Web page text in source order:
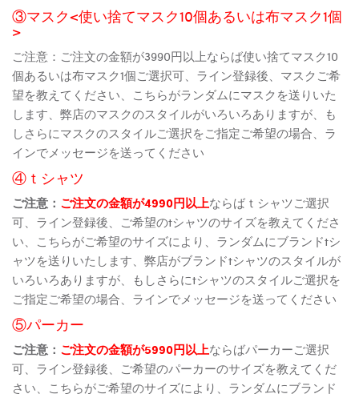
③マスク<使い捨てマスク10個あるいは布マスク1個
>
ご注意：ご注文の金額が3990円以上ならば使い捨てマスク10
個あるいは布マスク1個ご選択可、ライン登録後、マスクご希
望を教えてください、こちらがランダムにマスクを送りいた
します、弊店のマスクのスタイルがいろいろありますが、も
しさらにマスクのスタイルご選択をご指定ご希望の場合、ラ
インでメッセージを送ってください
④ｔシャツ
ご注意： ご注文の金額が4990円以上ならばｔシャツご選択
可、ライン登録後、ご希望のtシャツのサイズを教えてくださ
い、こちらがご希望のサイズにより、ランダムにブランドtシ
ャツを送りいたします、弊店がブランドtシャツのスタイルが
いろいろありますが、もしさらにtシャツのスタイルご選択を
ご指定ご希望の場合、ラインでメッセージを送ってください
⑤パーカー
ご注意： ご注文の金額が5990円以上ならばパーカーご選択
可、ライン登録後、ご希望のパーカーのサイズを教えてくだ
さい、こちらがご希望のサイズにより、ランダムにブランド